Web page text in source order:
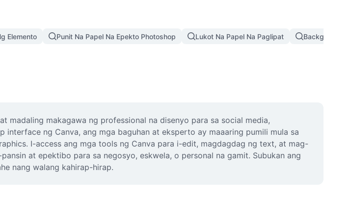
Elemento Punit Na Papel Na Epekto Photoshop Lukot Na Papel Na Paglipat Background
madaling makagawa ng professional na disenyo para sa social media,
ng Canva, ang mga baguhan at eksperto ay maaaring pumili mula sa
I-access ang mga tools ng Canva para i-edit, magdagdag ng text, at mag-
at epektibo para sa negosyo, eskwela, o personal na gamit. Subukan ang
nang walang kahirap-hirap.